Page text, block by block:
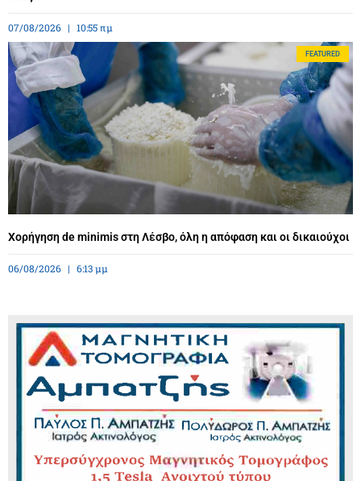
07/08/2026 10:55 πμ
FEATURED
Χορήγηση de minimis στη Λέσβο, όλη η απόφαση και οι δικαιούχοι
06/08/2026 6:13 μμ